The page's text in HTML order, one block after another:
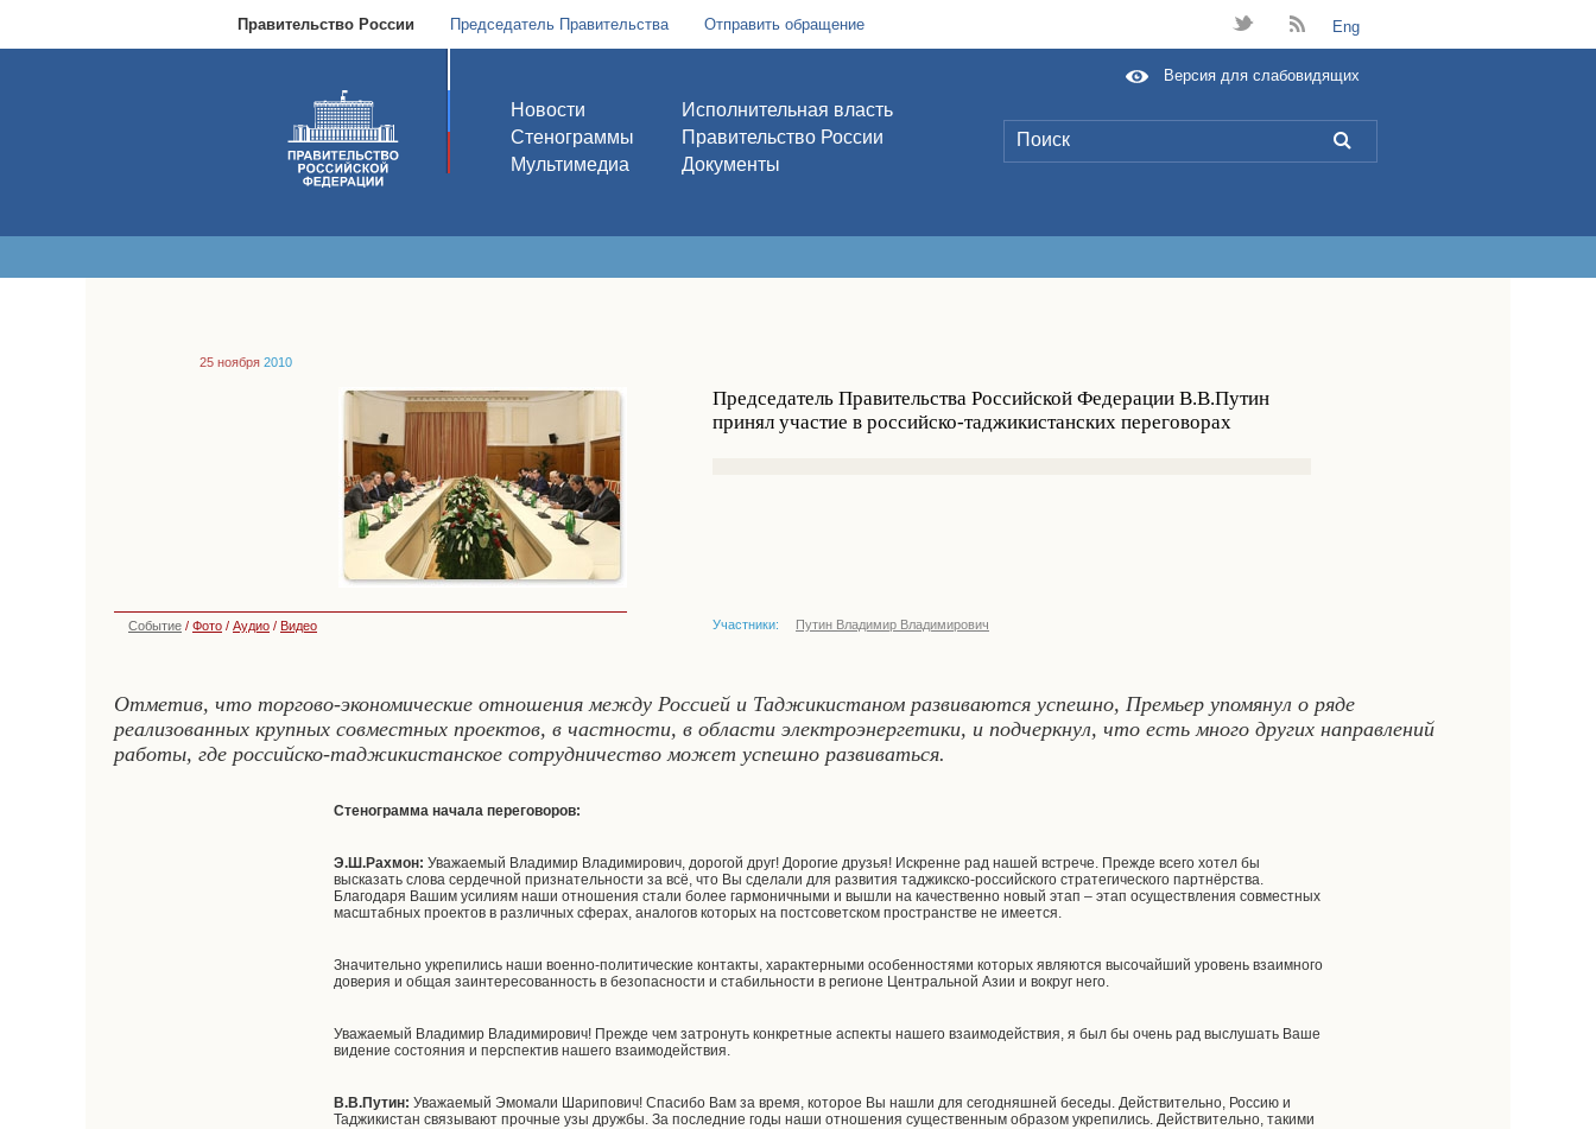
Правительство России Председатель Правительства Отправить обращение t B Eng
Новости
Стенограммы
Мультимедиа
Исполнительная власть
Правительство России
Документы
L
Версия для слабовидящих
25 ноября 2010
Председатель Правительства Российской Федерации В.В.Путин
принял участие в российско-таджикистанских переговорах
Событие / Фото / Аудио / Видео Участники: Путин Владимир Владимирович
Отметив, что торгово-экономические отношения между Россией и Таджикистаном развиваются успешно, Премьер упомянул о ряде
реализованных крупных совместных проектов, в частности, в области электроэнергетики, и подчеркнул, что есть много других направлений
работы, где российско-таджикистанское сотрудничество может успешно развиваться.
Стенограмма начала переговоров:
Э.Ш.Рахмон: Уважаемый Владимир Владимирович, дорогой друг! Дорогие друзья! Искренне рад нашей встрече. Прежде всего хотел бы
высказать слова сердечной признательности за всё, что Вы сделали для развития таджикско-российского стратегического партнёрства.
Благодаря Вашим усилиям наши отношения стали более гармоничными и вышли на качественно новый этап – этап осуществления совместных
масштабных проектов в различных сферах, аналогов которых на постсоветском пространстве не имеется.
Значительно укрепились наши военно-политические контакты, характерными особенностями которых являются высочайший уровень взаимного
доверия и общая заинтересованность в безопасности и стабильности в регионе Центральной Азии и вокруг него.
Уважаемый Владимир Владимирович! Прежде чем затронуть конкретные аспекты нашего взаимодействия, я был бы очень рад выслушать Ваше
видение состояния и перспектив нашего взаимодействия.
В.В.Путин: Уважаемый Эмомали Шарипович! Спасибо Вам за время, которое Вы нашли для сегодняшней беседы. Действительно, Россию и
Таджикистан связывают прочные узы дружбы. За последние годы наши отношения существенным образом укрепились. Действительно, такими